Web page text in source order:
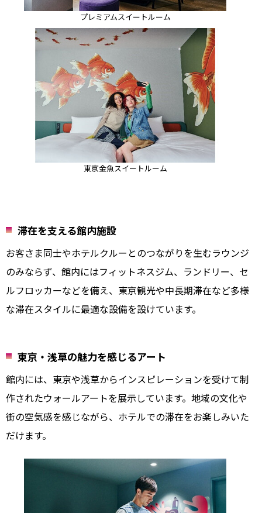
プレミアムスイートルーム
東京金魚スイートルーム
滞在を支える館内施設
お客さま同士やホテルクルーとのつながりを生むラウンジ
のみならず、館内にはフィットネスジム、ランドリー、セ
ルフロッカーなどを備え、東京観光や中長期滞在など多様
な滞在スタイルに最適な設備を設けています。
東京・浅草の魅力を感じるアート
館内には、東京や浅草からインスピレーションを受けて制
作されたウォールアートを展示しています。地域の文化や
街の空気感を感じながら、ホテルでの滞在をお楽しみいた
だけます。